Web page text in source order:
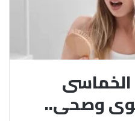
الخماسى
وصحى..